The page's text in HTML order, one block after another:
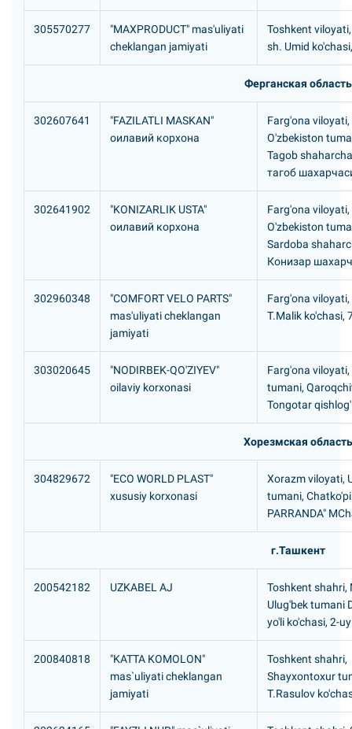
305570277
"MAXPRODUCT" mas'uliyati
cheklangan jamiyati
Toshkent
sh. Umid
Ферганская область
302607641
"FAZILATLI MASKAN"
оилавий корхона
Farg'ona viloyati,
O'zbekiston
Tagob
тагоб
302641902
"KONIZARLIK USTA"
оилавий корхона
Farg'ona viloyati,
O'zbekiston
Sardoba
Конизар
302960348
"COMFORT VELO PARTS"
mas'uliyati cheklangan
jamiyati
Farg'ona viloyati,
T.Malik ko'chasi,
303020645
"NODIRBEK-QO'ZIYEV"
oilaviy korxonasi
Farg'ona
tumani,
Tongotar
Хорезмская область
304829672
"ECO WORLD PLAST"
xususiy korxonasi
Xorazm viloyati,
tumani,
PARRANDA"
г.Ташкент
200542182 UZKABEL AJ
Toshkent shahri,
Ulug'bek tumani
yo'li ko'chasi, 2-uy
200840818
"KATTA KOMOLON"
mas`uliyati cheklangan
jamiyati
Toshkent shahri,
Shayxontoxur
T.Rasulov